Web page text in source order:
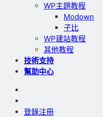
WP主題教程
Modown
子比
WP建站教程
其他教程
技術支持
幫助中心
登錄注冊